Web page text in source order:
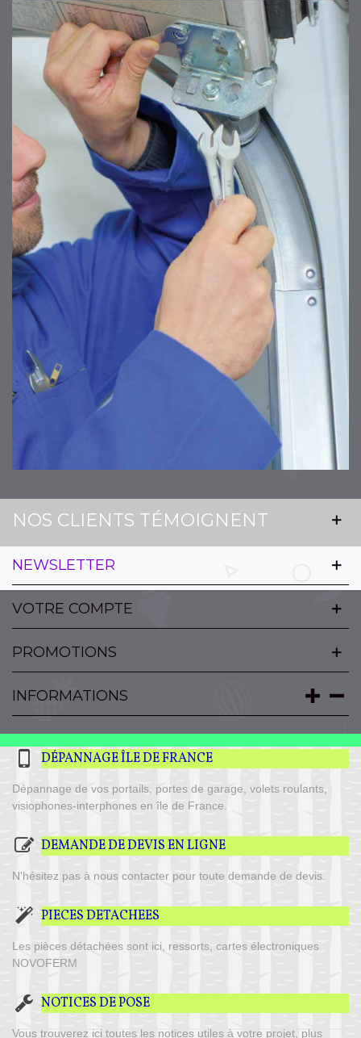
NOS CLIENTS TÉMOIGNENT
NEWSLETTER
VOTRE COMPTE
PROMOTIONS
INFORMATIONS
DÉPANNAGE ÎLE DE FRANCE
Dépannage de vos portails, portes de garage, volets roulants,
visiophones-interphones en île de France.
DEMANDE DE DEVIS EN LIGNE
N'hésitez pas à nous contacter pour toute demande de devis.
PIECES DETACHEES
Les pièces détachées sont ici, ressorts, cartes électroniques
NOVOFERM
NOTICES DE POSE
Vous trouverez ici toutes les notices utiles à votre projet, plus